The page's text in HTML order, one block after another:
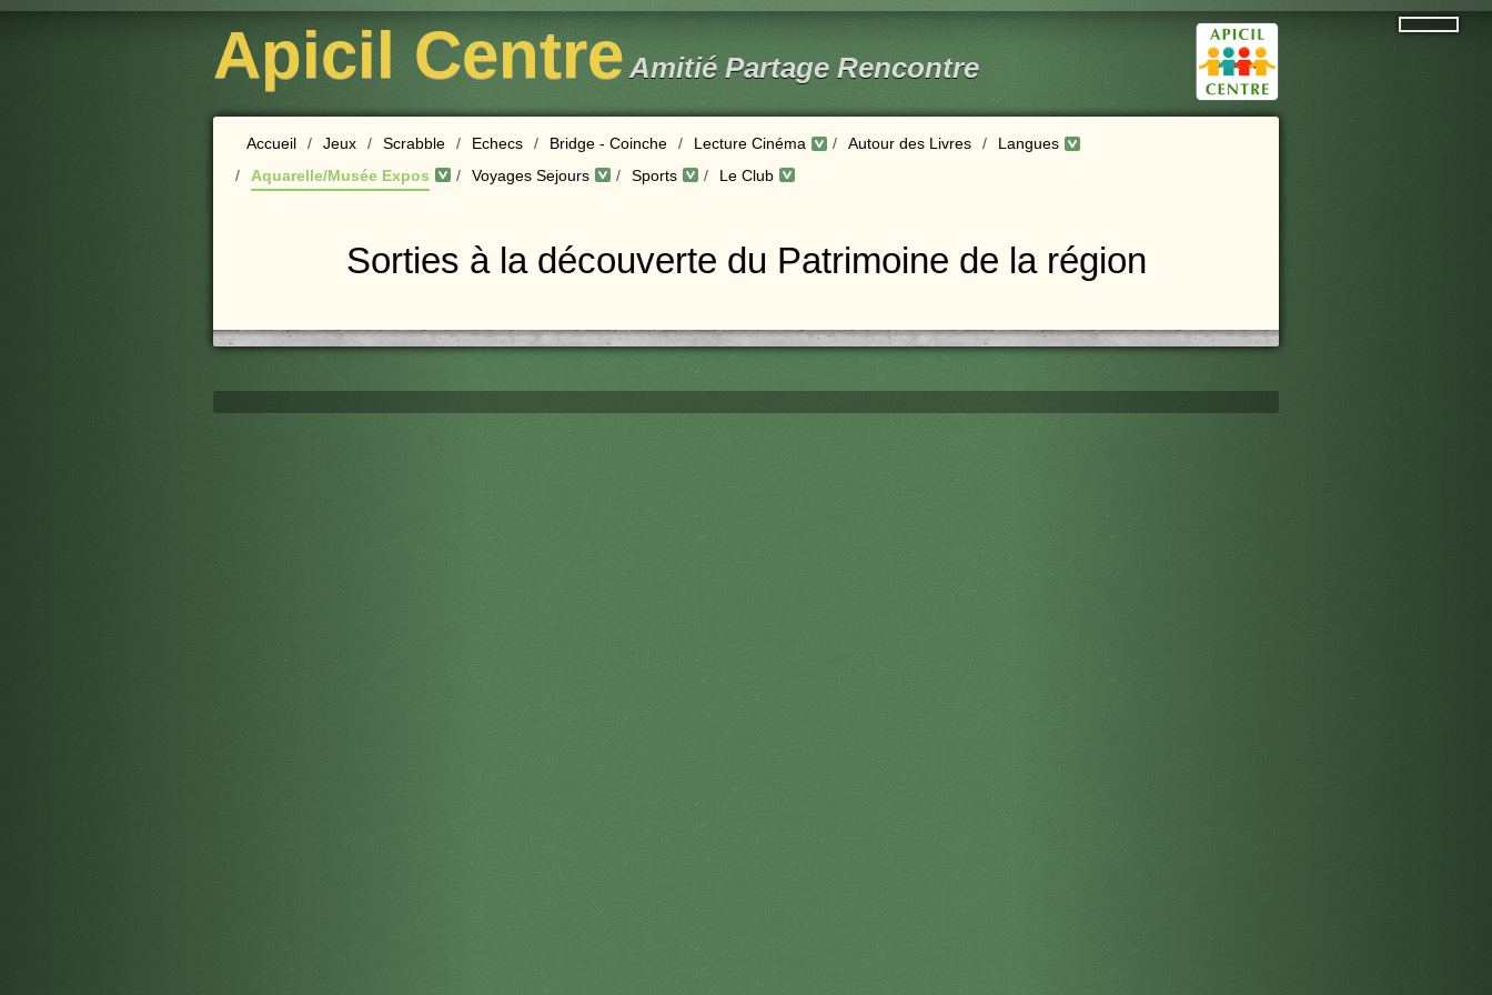
Apicil Centre Amitié Partage Rencontre
Accueil / Jeux / Scrabble / Echecs / Bridge - Coinche / Lecture Cinéma / Autour des Livres /
Langues
/
Aquarelle/Musée Expos / Voyages Sejours / Sports / Le Club
Sorties à la découverte du Patrimoine de la région